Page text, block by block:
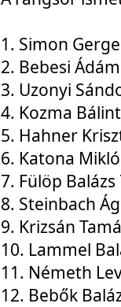
1. Simon
2. Bebesi
3. Uzonyi
4. Kozma
5. Hahner
6. Katona
7. Fülöp
8. Steinbach
9. Krizsán
10. Lammel
11. Németh
12. Bebők